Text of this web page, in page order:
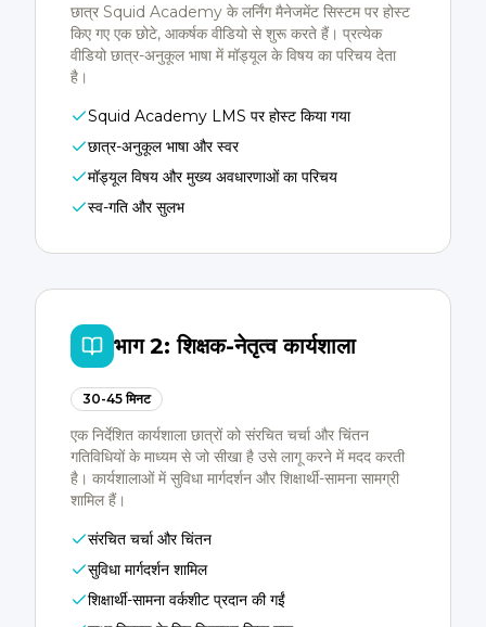
छात्र Squid Academy के लर्निंग मैनेजमेंट सिस्टम पर होस्ट
किए गए एक छोटे, आकर्षक वीडियो से शुरू करते हैं। प्रत्येक
वीडियो छात्र-अनुकूल भाषा में मॉड्यूल के विषय का परिचय देता
है।
Squid Academy LMS पर होस्ट किया गया
छात्र-अनुकूल भाषा और स्वर
मॉड्यूल विषय और मुख्य अवधारणाओं का परिचय
स्व-गति और सुलभ
भाग 2: शिक्षक-नेतृत्व कार्यशाला
30-45 मिनट
एक निर्देशित कार्यशाला छात्रों को संरचित चर्चा और चिंतन
गतिविधियों के माध्यम से जो सीखा है उसे लागू करने में मदद करती
है। कार्यशालाओं में सुविधा मार्गदर्शन और शिक्षार्थी-सामना सामग्री
शामिल हैं।
संरचित चर्चा और चिंतन
सुविधा मार्गदर्शन शामिल
शिक्षार्थी-सामना वर्कशीट प्रदान की गईं